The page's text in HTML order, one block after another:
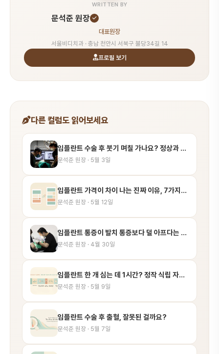
WRITTEN BY
문석준 원장
대표원장
서울비디치과 · 충남 천안시 서북구 불당34길 14
프로필 보기
다른 컬럼도 읽어보세요
임플란트 수술 후 붓기 며칠 가나요? 정상과 위험 신호 정리
문석준 원장 · 5월 3일
임플란트 가격이 차이 나는 진짜 이유, 7가지로 정리합니다
문석준 원장 · 5월 12일
임플란트 통증이 발치 통증보다 덜 아프다는 말, 절반만 맞습니다
문석준 원장 · 4월 30일
임플란트 한 개 심는 데 1시간? 정작 식립 자체는 1~3분입니다
문석준 원장 · 5월 9일
임플란트 수술 후 출혈, 잘못된 걸까요?
문석준 원장 · 5월 7일